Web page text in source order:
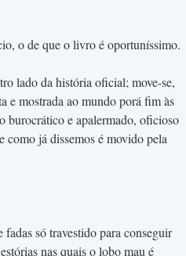
o de que o livro é oportuníssimo.
lado da história oficial; move-se,
e mostrada ao mundo porá fim às
burocrático e apalermado, oficioso
como já dissemos é movido pela
só travestido para conseguir
nas quais o lobo mau é